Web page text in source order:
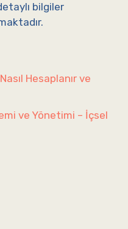
bilgiler
Hesaplanır ve
ve Yönetimi – İçsel